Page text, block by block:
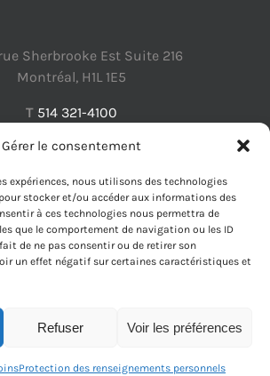
Gérer le consentement
expériences, nous utilisons des technologies
stocker et/ou accéder aux informations des
à ces technologies nous permettra de
que le comportement de navigation ou les ID
de ne pas consentir ou de retirer son
un effet négatif sur certaines caractéristiques et
Refuser Voir les préférences
Protection des renseignements personnels
Sherbrooke Est Suite 216
Montréal, H1L 1E5
T 514 321-4100
renseignements personnels
2016-2025 | Tous droits réservés